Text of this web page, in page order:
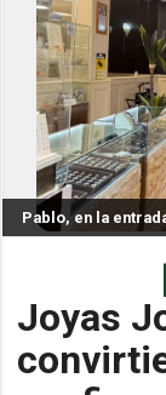
Joyas
Pablo, en la